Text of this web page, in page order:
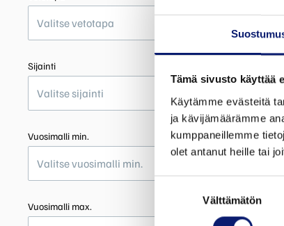
Tämä sivusto käyttää
Käytämme evästeitä
ja kävijämäärämme
kumppaneillemme
olet antanut heille tai
Suostumuksen
Välttämätön
Valitse vetotapa
Sijainti
Valitse sijainti
Vuosimalli min.
Valitse vuosimalli min.
Vuosimalli max.